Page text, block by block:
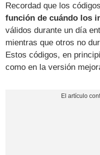
Recordad que los códigos
función de cuándo los
válidos durante un día
mientras que otros no
Estos códigos, en
como en la versión